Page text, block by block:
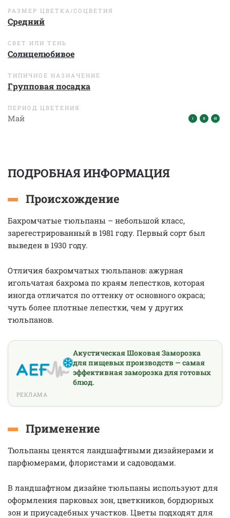
РАЗМЕР ЦВЕТКА/СОЦВЕТИЯ
Средний
СВЕТ ИЛИ ТЕНЬ
Солнцелюбивое
ТИПИЧНОЕ НАЗНАЧЕНИЕ
Групповая посадка
ПЕРИОД ЦВЕТЕНИЯ
Май
ПОДРОБНАЯ ИНФОРМАЦИЯ
Происхождение
Бахромчатые тюльпаны – небольшой класс,
зарегестрированный в 1981 году. Первый сорт был
выведен в 1930 году.
Отличия бахромчатых тюльпанов: ажурная
игольчатая бахрома по краям лепестков, которая
иногда отличатся по оттенку от основного окраса;
чуть более плотные лепестки, чем у других
тюльпанов.
Акустическая Шоковая Заморозка
для пищевых производств — самая
эффективная заморозка для готовых
блюд.
РЕКЛАМА
Применение
Тюльпаны ценятся ландшафтными дизайнерами и
парфюмерами, флористами и садоводами.
В ландшафтном дизайне тюльпаны используют для
оформления парковых зон, цветкников, бордюрных
зон и приусадебных участков. Цветы подходят для